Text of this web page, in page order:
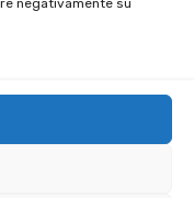
negativamente su